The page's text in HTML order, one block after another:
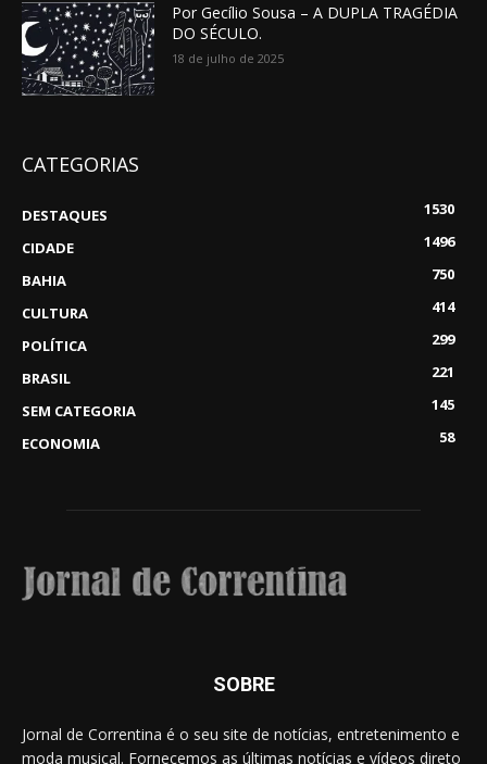
Por Gecílio Sousa – A DUPLA TRAGÉDIA
DO SÉCULO.
18 de julho de 2025
CATEGORIAS
DESTAQUES
1530
CIDADE
1496
BAHIA
750
CULTURA
414
POLÍTICA
299
BRASIL
221
SEM CATEGORIA
145
ECONOMIA
58
SOBRE
Jornal de Correntina é o seu site de notícias, entretenimento e
moda musical. Fornecemos as últimas notícias e vídeos direto